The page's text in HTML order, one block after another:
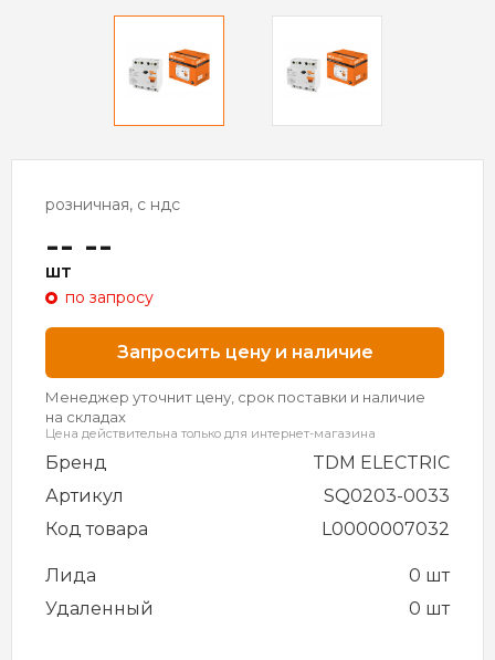
розничная, с ндс
-- --
шт
по запросу
Запросить цену и наличие
Менеджер уточнит цену, срок поставки и наличие
на складах
Цена действительна только для интернет-магазина
Бренд
TDM ELECTRIC
Артикул
SQ0203-0033
Код товара
L0000007032
Лида
0 шт
Удаленный
0 шт